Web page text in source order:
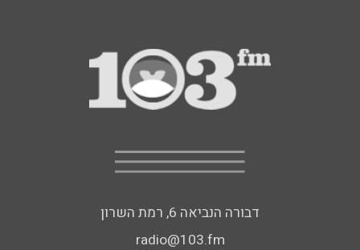
דבורה הנביאה 6, רמת השרון
radio@103.fm